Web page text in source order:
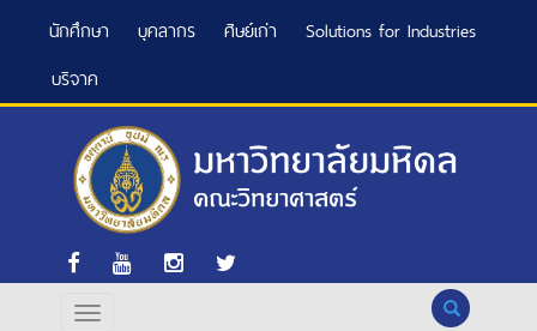
นักศึกษา บุคลากร ศิษย์เก่า
Solutions for Industries
บริจาค
Search